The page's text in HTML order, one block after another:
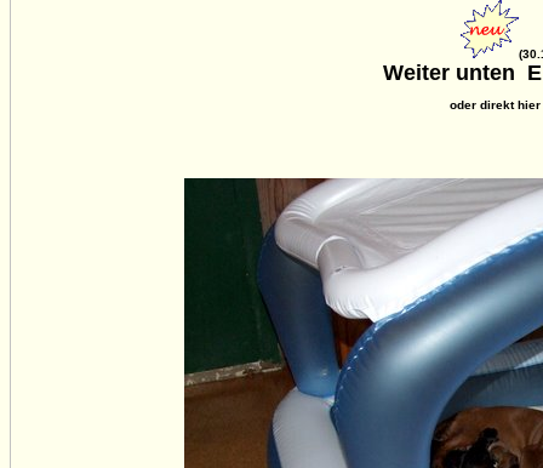
Weiter unten
oder direkt hier